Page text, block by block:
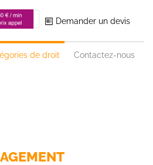
Demander un devis
de droit Contactez-nous